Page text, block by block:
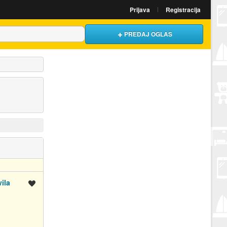
Prijava Registracija
PREDAJ OGLAS